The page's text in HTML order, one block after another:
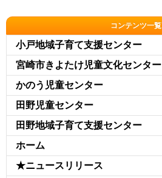
コンテンツ一覧
小戸地域子育て支援センター
宮崎市きよたけ児童文化センター
かのう児童センター
田野児童センター
田野地域子育て支援センター
ホーム
★ニュースリリース